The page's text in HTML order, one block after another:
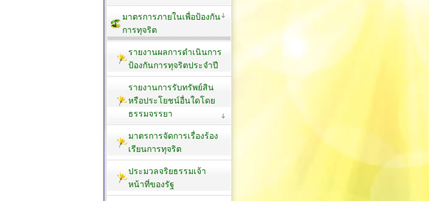
มาตรการภายในเพื่อป้องกัน
การทุจริต
รายงานผลการดำเนินการ
ป้องกันการทุจริตประจำปี
รายงานการรับทรัพย์สิน
หรือประโยชน์อื่นใดโดย
ธรรมจรรยา
มาตรการจัดการเรื่องร้อง
เรียนการทุจริต
ประมวลจริยธรรมเจ้า
หน้าที่ของรัฐ